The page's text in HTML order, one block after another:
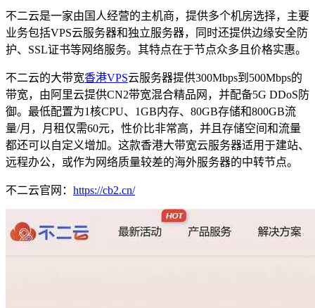
不二云是一家由国人经营的主机商，提供多个机房选择，主要
业务包括VPS云服务器和独立服务器，同时还提供边缘安全防
护、SSL证书等网络服务。其特点在于节点众多且价格实惠。
不二云的大带宽香港VPS云服务器提供300Mbps到500Mbps的
带宽，由阿里云提供CN2带宽混合精品网，并配备5G DDoS防
御。最低配置为1核CPU、1GB内存、80GB存储和800GB流
量/月，月租仅需60元，性价比非常高，并且存储空间和流量
都还可以自定义增加。这款香港大带宽云服务器适用于建站、
远程办公，或作为网络质量较差的海外服务器的中转节点。
不二云官网： https://cb2.cn/